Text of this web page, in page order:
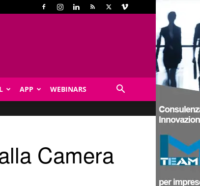
APP WEBINARS
Camera